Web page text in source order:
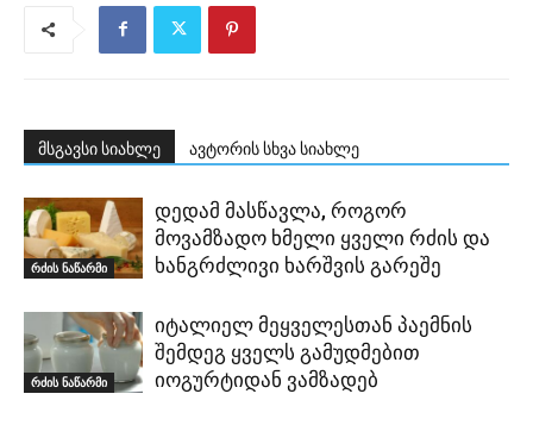
მსგავსი სიახლე ავტორის სხვა სიახლე
რძის ნაწარმი
დედამ მასწავლა, როგორ
მოვამზადო ხმელი ყველი რძის და
ხანგრძლივი ხარშვის გარეშე
რძის ნაწარმი
იტალიელ მეყველესთან პაემნის
შემდეგ ყველს გამუდმებით
იოგურტიდან ვამზადებ